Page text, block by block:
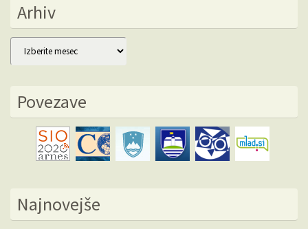
Arhiv
Arhiv
Povezave
Najnovejše